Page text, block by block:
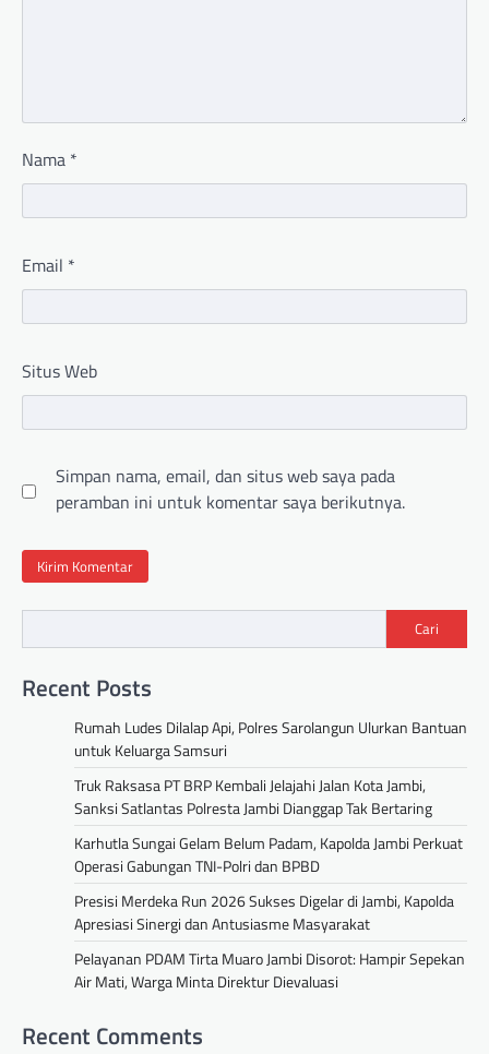
Nama *
Email *
Situs Web
Simpan nama, email, dan situs web saya pada
peramban ini untuk komentar saya berikutnya.
Cari
Recent Posts
Rumah Ludes Dilalap Api, Polres Sarolangun Ulurkan Bantuan
untuk Keluarga Samsuri
Truk Raksasa PT BRP Kembali Jelajahi Jalan Kota Jambi,
Sanksi Satlantas Polresta Jambi Dianggap Tak Bertaring
Karhutla Sungai Gelam Belum Padam, Kapolda Jambi Perkuat
Operasi Gabungan TNI-Polri dan BPBD
Presisi Merdeka Run 2026 Sukses Digelar di Jambi, Kapolda
Apresiasi Sinergi dan Antusiasme Masyarakat
Pelayanan PDAM Tirta Muaro Jambi Disorot: Hampir Sepekan
Air Mati, Warga Minta Direktur Dievaluasi
Recent Comments